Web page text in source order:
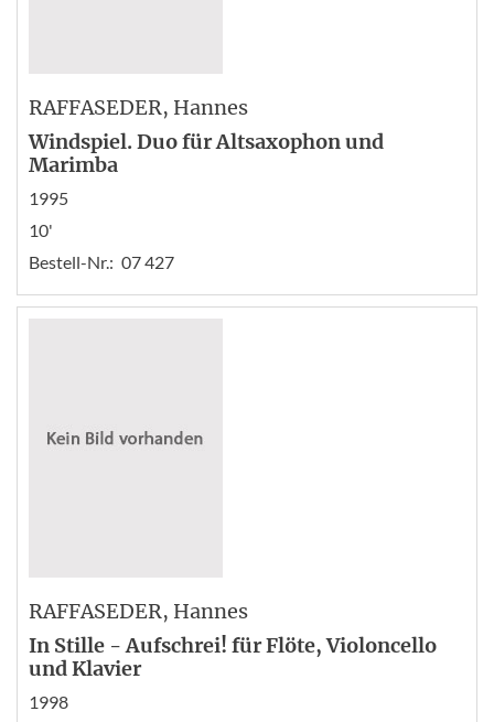
RAFFASEDER, Hannes
Windspiel. Duo für Altsaxophon und
Marimba
1995
10'
Bestell-Nr.: 07 427
RAFFASEDER, Hannes
In Stille - Aufschrei! für Flöte, Violoncello
und Klavier
1998